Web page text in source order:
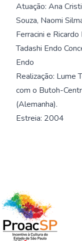
Atuação: Ana
Souza, Naomi
Ferracini e
Tadashi Endo
Endo
Realização: Lume
com o Butoh-
(Alemanha).
Estreia: 2004